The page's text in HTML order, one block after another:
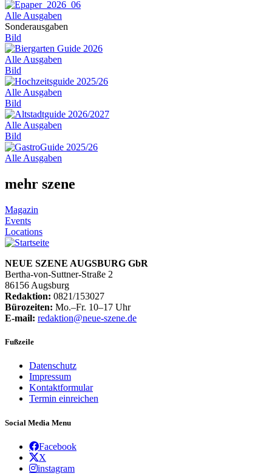
Alle Ausgaben
Sonderausgaben
Bild
Alle Ausgaben
Bild
Alle Ausgaben
Bild
Alle Ausgaben
Bild
Alle Ausgaben
mehr szene
Magazin
Events
Locations
NEUE SZENE AUGSBURG GbR
Bertha-von-Suttner-Straße 2
86156 Augsburg
Redaktion: 0821/153027
Bürozeiten: Mo.–Fr. 10–17 Uhr
E-mail: redaktion@neue-szene.de
Fußzeile
Datenschutz
Impressum
Kontaktformular
Termin einreichen
Social Media Menu
Facebook
X
instagram